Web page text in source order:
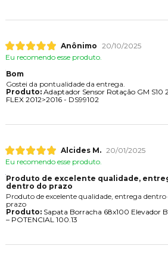
Anônimo 20/10/2025
Eu recomendo esse produto.
Bom
Gostei da pontualidade da entrega.
Produto:Adaptador Sensor Rotação GM S10
FLEX 2012>2016 - DS99102
Alcides M. 20/01/2025
Eu recomendo esse produto.
Produto de excelente qualidade,
dentro do prazo
Produto de excelente qualidade, entrega dentro
prazo
Produto:Sapata Borracha 68x100 Elevador
– POTENCIAL 100.13